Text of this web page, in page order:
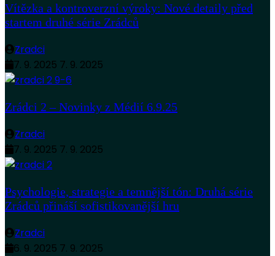
Vítězka a kontroverzní výroky: Nové detaily před
startem druhé série Zrádců
Zradci
7. 9. 2025 7. 9. 2025
Zrádci 2 – Novinky z Médií 6.9.25
Zradci
7. 9. 2025 7. 9. 2025
Psychologie, strategie a temnější tón: Druhá série
Zrádců přináší sofistikovanější hru
Zradci
6. 9. 2025 7. 9. 2025